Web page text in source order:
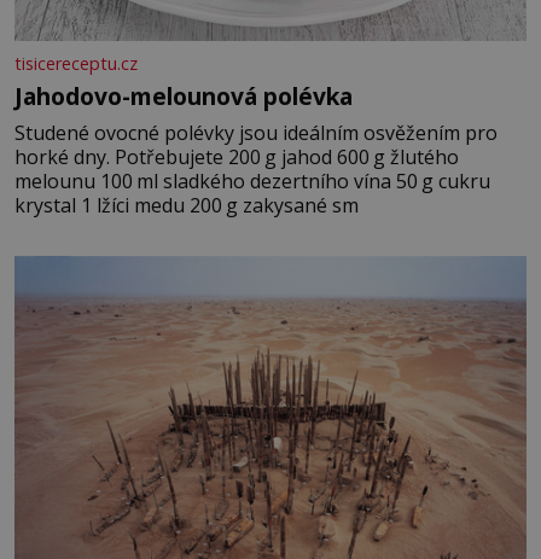
tisicereceptu.cz
Jahodovo-melounová polévka
Studené ovocné polévky jsou ideálním osvěžením pro
horké dny. Potřebujete 200 g jahod 600 g žlutého
melounu 100 ml sladkého dezertního vína 50 g cukru
krystal 1 lžíci medu 200 g zakysané sm